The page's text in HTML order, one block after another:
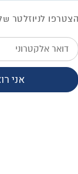
הצטרפו לניוזלטר
דואר
אלקטרוני
אני